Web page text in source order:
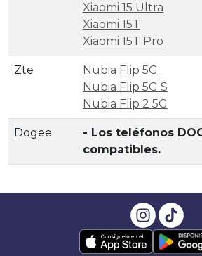
Xiaomi 15 Ultra
Xiaomi 15T
Xiaomi 15T Pro
Zte
Nubia Flip 5G
Nubia Flip 5G S
Nubia Flip 2 5G
Dogee
- Los teléfonos
compatibles.